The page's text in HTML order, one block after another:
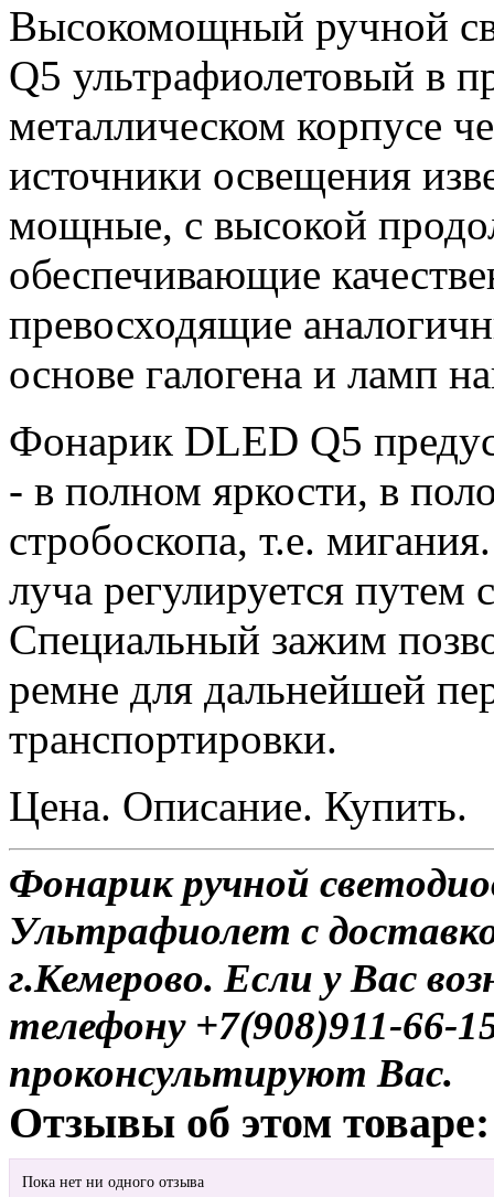
Высокомощный ручной
Q5 ультрафиолетовый в
металлическом корпусе
источники освещения
мощные, с высокой
обеспечивающие
превосходящие
основе галогена и ламп
Фонарик DLED Q5
- в полном яркости, в
стробоскопа, т.е.
луча регулируется
Специальный зажим
ремне для дальнейшей
транспортировки.
Цена. Описание. Купить.
Фонарик ручной
Ультрафиолет с
г.Кемерово. Если у Вас
телефону +7(908)911-
проконсультируют Вас.
Отзывы об этом товаре:
Пока нет ни одного отзыва